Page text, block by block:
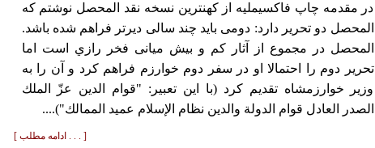
در مقدمه چاپ فاکسيمليه از کهنترين نسخه نقد المحصل نوشتم که
المحصل دو تحرير دارد: دومی بايد چند سالی ديرتر فراهم شده باشد.
المحصل در مجموع از آثار کم و بيش ميانی فخر رازي است اما
تحرير دوم را احتمالا او در سفر دوم خوارزم فراهم کرد و آن را به
وزير خوارزمشاه تقديم کرد (با اين تعبير: "قوام الدين عزّ الملك
الصدر العادل قوام الدولة والدين نظام الإسلام عميد الممالك")....
[ . . . ادامه مطلب ]